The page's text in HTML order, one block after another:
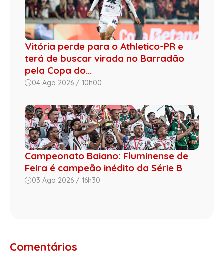
Vitória perde para o Athletico-PR e
terá de buscar virada no Barradão
pela Copa do...
04 Ago 2026 / 10h00
Campeonato Baiano: Fluminense de
Feira é campeão inédito da Série B
03 Ago 2026 / 16h30
Comentários